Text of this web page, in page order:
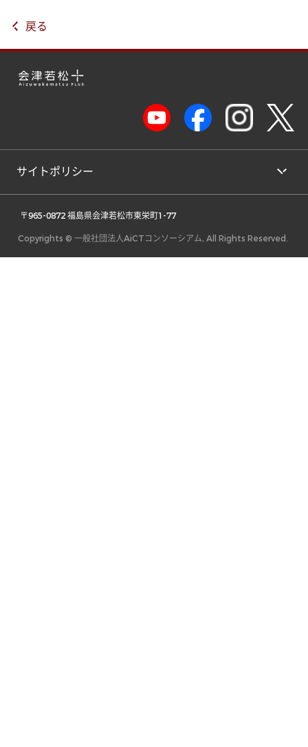
戻る
サイトポリシー
〒965-0872 福島県会津若松市東栄町1-77
Copyrights © 一般社団法人AiCTコンソーシアム, All Rights Reserved.